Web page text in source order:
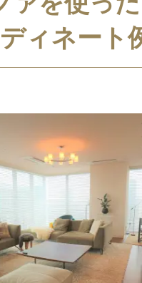
ィネート